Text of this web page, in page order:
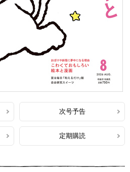
次号予告
定期購読